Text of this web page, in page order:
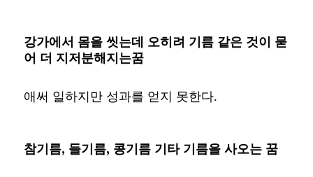
강가에서 몸을 씻는데 오히려 기름 같은 것이 묻
어 더 지저분해지는꿈
애써 일하지만 성과를 얻지 못한다.
참기름, 들기름, 콩기름 기타 기름을 사오는 꿈